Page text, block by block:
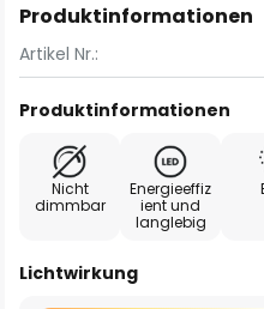
Produktinformationen
Artikel Nr.:
Produktinformationen
Nicht
dimmbar
Energieeffiz
ient und
langlebig
Lichtwirkung